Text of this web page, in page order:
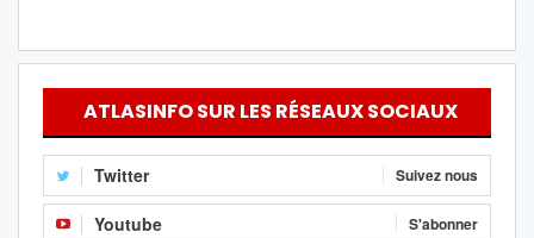
ATLASINFO SUR LES RÉSEAUX SOCIAUX
Twitter Suivez nous
Youtube S'abonner